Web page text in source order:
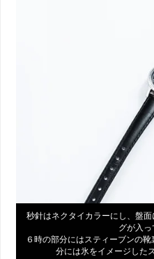
秒針はネクタイカラーにし、盤
グが入っ
６時の部分にはスティーブンの
分には氷をイメージした